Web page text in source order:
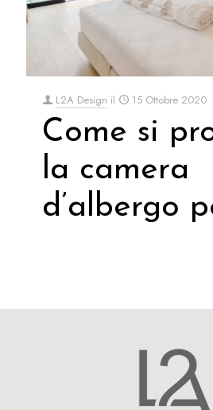
L2A Design il 15 Ottobre 2020
Come si
la camera
d’albergo